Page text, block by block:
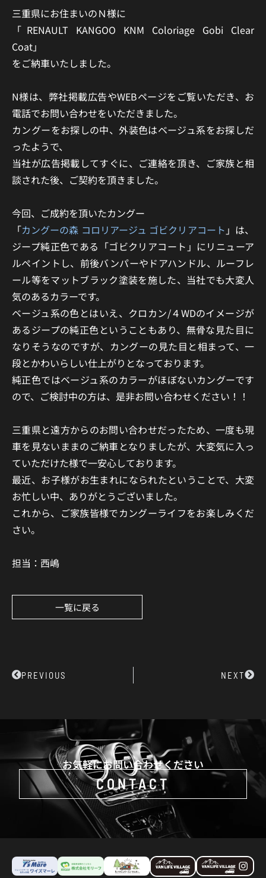
三重県にお住まいのＮ様に
「RENAULT KANGOO KNM Coloriage Gobi Clear
Coat」
をご納車いたしました。
N様は、弊社掲載広告やWEBページをご覧いただき、お
電話でお問い合わせをいただきました。
カングーをお探しの中、外装色はベージュ系をお探しだ
ったようで、
当社が広告掲載してすぐに、ご連絡を頂き、ご家族と相
談された後、ご契約を頂きました。
今回、ご成約を頂いたカングー
「カングーの森 コロリアージュ ゴビクリアコート 」は、
ジープ純正色である「ゴビクリアコート」にリニューア
ルペイントし、前後バンパーやドアハンドル、ルーフレ
ール等をマットブラック塗装を施した、当社でも大変人
気のあるカラーです。
ベージュ系の色とはいえ、クロカン/４WDのイメージが
あるジープの純正色ということもあり、無骨な見た目に
なりそうなのですが、カングーの見た目と相まって、一
段とかわいらしい仕上がりとなっております。
純正色ではベージュ系のカラーがほぼないカングーです
ので、ご検討中の方は、是非お問い合わせください！！
三重県と遠方からのお問い合わせだったため、一度も現
車を見ないままのご納車となりましたが、大変気に入っ
ていただけた様で一安心しております。
最近、お子様がお生まれになられたということで、大変
お忙しい中、ありがとうございました。
これから、ご家族皆様でカングーライフをお楽しみくだ
さい。
担当：西嶋
一覧に戻る
PrevPREVIOUS NEXTNext
お気軽にお問い合わせください
CONTACT